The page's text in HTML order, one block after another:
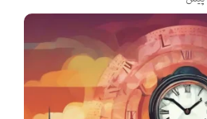
و پایدار، از نوسانات شدید قند خون و
و به ورزشکار اجازه می دهد تا با توان
خود ادامه دهد. این ویژگی برای
مانند دوچرخه سواری یا دویدن ماراتن که
از اهمیت بالایی برخوردار است.